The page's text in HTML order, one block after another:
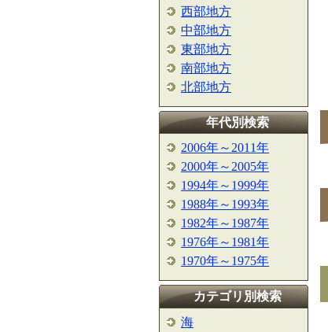
西部地方
中部地方
東部地方
南部地方
北部地方
年代別検索
2006年～2011年
2000年～2005年
1994年～1999年
1988年～1993年
1982年～1987年
1976年～1981年
1970年～1975年
カテゴリ別検索
海